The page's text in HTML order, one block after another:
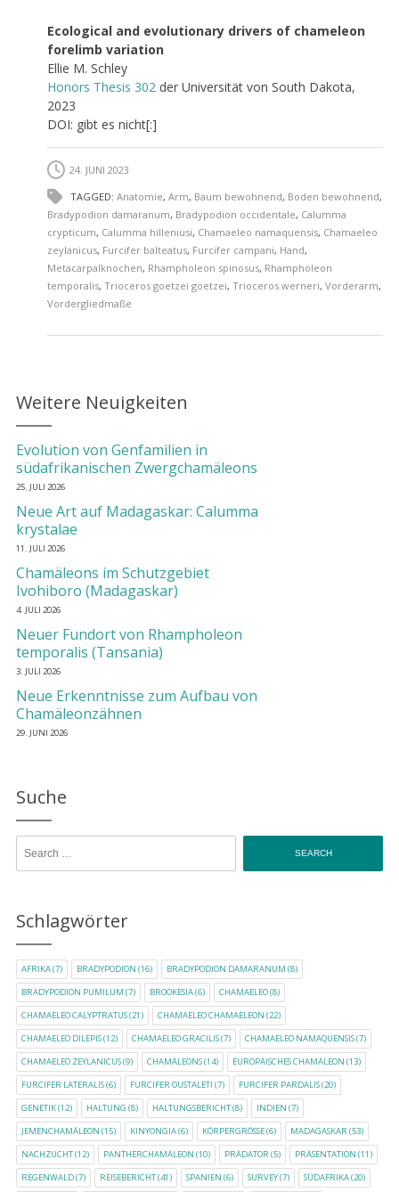
Ecological and evolutionary drivers of chameleon
forelimb variation
Ellie M. Schley
Honors Thesis 302 der Universität von South Dakota,
2023
DOI: gibt es nicht[:]
24. JUNI 2023
TAGGED: Anatomie, Arm, Baum bewohnend, Boden bewohnend,
Bradypodion damaranum, Bradypodion occidentale, Calumma
crypticum, Calumma hilleniusi, Chamaeleo namaquensis, Chamaeleo
zeylanicus, Furcifer balteatus, Furcifer campani, Hand,
Metacarpalknochen, Rhampholeon spinosus, Rhampholeon
temporalis, Trioceros goetzei goetzei, Trioceros werneri, Vorderarm,
Vordergliedmaße
Weitere Neuigkeiten
Evolution von Genfamilien in
südafrikanischen Zwergchamäleons
25. JULI 2026
Neue Art auf Madagaskar: Calumma
krystalae
11. JULI 2026
Chamäleons im Schutzgebiet
Ivohiboro (Madagaskar)
4. JULI 2026
Neuer Fundort von Rhampholeon
temporalis (Tansania)
3. JULI 2026
Neue Erkenntnisse zum Aufbau von
Chamäleonzähnen
29. JUNI 2026
Suche
Schlagwörter
AFRIKA(7) BRADYPODION (16) BRADYPODION DAMARANUM (8)
BRADYPODION PUMILUM (7) BROOKESIA(6) CHAMAELEO(8)
CHAMAELEO CALYPTRATUS(21) CHAMAELEO CHAMAELEON (22)
CHAMAELEO DILEPIS(12) CHAMAELEO GRACILIS(7) CHAMAELEO NAMAQUENSIS(7)
CHAMAELEO ZEYLANICUS(9) CHAMÄLEONS(14) EUROPÄISCHES CHAMÄLEON (13)
FURCIFER LATERALIS(6) FURCIFER OUSTALETI (7) FURCIFER PARDALIS(20)
GENETIK(12) HALTUNG (8) HALTUNGSBERICHT(8) INDIEN (7)
JEMENCHAMÄLEON (15) KINYONGIA(6) KÖRPERGRÖSSE (6) MADAGASKAR(53)
NACHZUCHT(12) PANTHERCHAMÄLEON (10) PRÄDATOR(5) PRÄSENTATION (11)
REGENWALD(7) REISEBERICHT(41) SPANIEN (6) SURVEY(7) SÜDAFRIKA(20)